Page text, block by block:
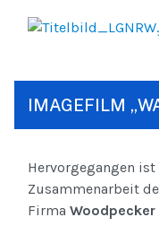
IMAGEFILM
Hervorgegangen
Zusammenarbeit
Firma Woodpecker